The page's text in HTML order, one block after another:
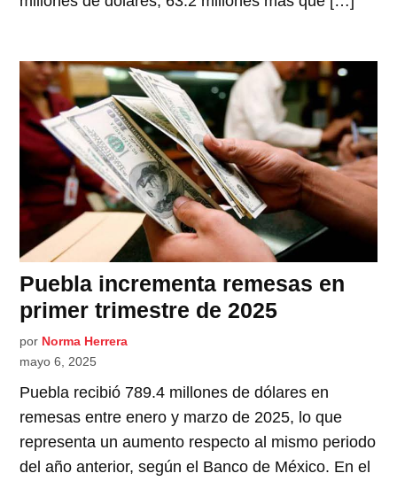
Puebla incrementa remesas en
primer trimestre de 2025
por Norma Herrera
mayo 6, 2025
Puebla recibió 789.4 millones de dólares en
remesas entre enero y marzo de 2025, lo que
representa un aumento respecto al mismo periodo
del año anterior, según el Banco de México. En el